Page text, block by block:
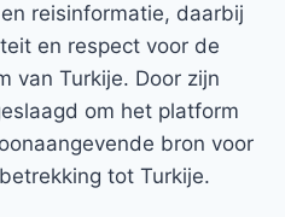
reisinformatie, daarbij
en respect voor de
van Turkije. Door zijn
om het platform
bron voor
tot Turkije.